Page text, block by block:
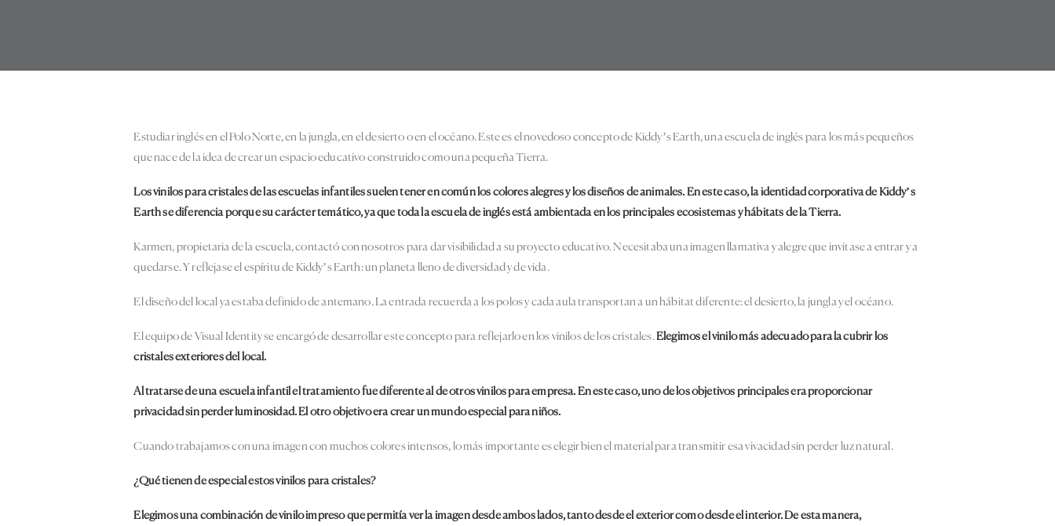
Estudiar inglés en el Polo Norte, en la jungla, en el desierto o en el océano. Este es el novedoso concepto de Kiddy’s Earth, una escuela de inglés para los más pequeños
que nace de la idea de crear un espacio educativo construido como una pequeña Tierra.
Losvinilos para cristalesde las escuelas infantiles suelen tener en común los colores alegres y los diseños de animales. En este caso, la identidad corporativa de Kiddy’s
Earth se diferencia porque su carácter temático, ya que toda la escuela de inglés está ambientada en los principales ecosistemas y hábitats de la Tierra.
Karmen, propietaria de la escuela, contactó con nosotros para dar visibilidad a su proyecto educativo. Necesitaba una imagen llamativa y alegre que invitase a entrar y a
quedarse. Y reflejase el espíritu de Kiddy’s Earth: un planeta lleno de diversidad y de vida.
El diseño del local ya estaba definido de antemano. La entrada recuerda a los polos y cada aula transportan a un hábitat diferente: el desierto, la jungla y el océano.
El equipo de Visual Identity se encargó de desarrollar este concepto para reflejarlo en los vinilos de los cristales.Elegimos el vinilo más adecuado para la cubrir los
cristales exteriores del local.
Al tratarse de una escuela infantil el tratamiento fue diferente al de otros vinilos para empresa. En este caso, uno de los objetivos principales era proporcionar
privacidad sin perder luminosidad. El otro objetivo era crear un mundo especial para niños.
Cuando trabajamos con una imagen con muchos colores intensos, lo más importante es elegir bien el material para transmitir esa vivacidad sin perder luz natural.
¿Qué tienen de especial estos vinilos para cristales?
Elegimos una combinación de vinilo impreso que permitía ver la imagen desde ambos lados, tanto desde el exterior como desde el interior. De esta manera,